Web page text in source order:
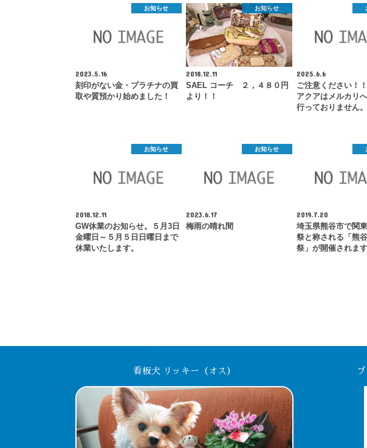
お知らせ
2023.5.16
刻印がない金・プラチナの買
取や質預かり始めました！
お知らせ
2018.12.11
SAEL コーチ ２，４８０円
より！！
2025.6.6
ご注意ください！
アクアはメルカリ
行っておりません。
お知らせ
2018.12.11
GW休業のお知らせ。５月3日
金曜日～５月５日日曜日まで
休業いたします。
お知らせ
2023.6.17
梅雨の晴れ間
2019.7.20
埼玉県熊谷市で関
祭と称される「熊
祭」が開催されます
看板犬 リッキー（オス）